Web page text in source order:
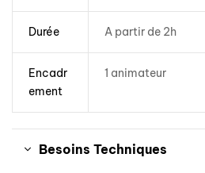
Durée A partir de 2h
Encadr
ement
1 animateur
Besoins Techniques